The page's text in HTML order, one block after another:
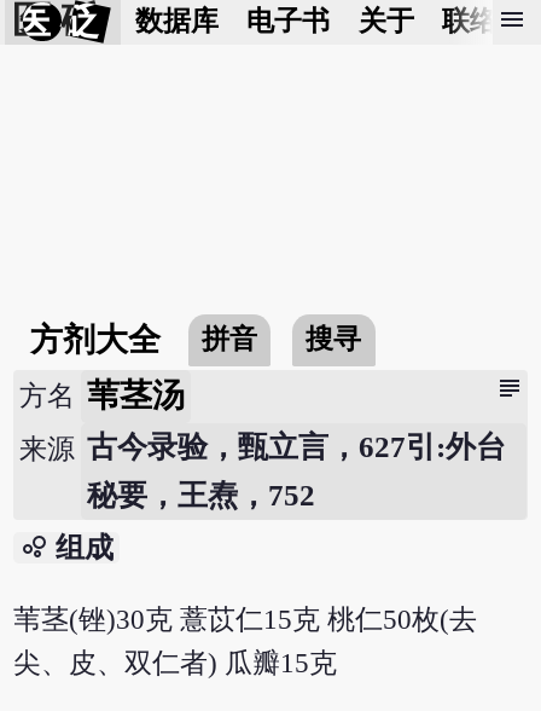
医 砭 数据库 电子书 关于 联络我
menu
方剂大全 拼音 搜寻
subject
方名 苇茎汤
来源 古今录验，甄立言，627引:外台
秘要，王焘，752
bubble_chart 组成
苇茎(锉)30克 薏苡仁15克 桃仁50枚(去
尖、皮、双仁者) 瓜瓣15克